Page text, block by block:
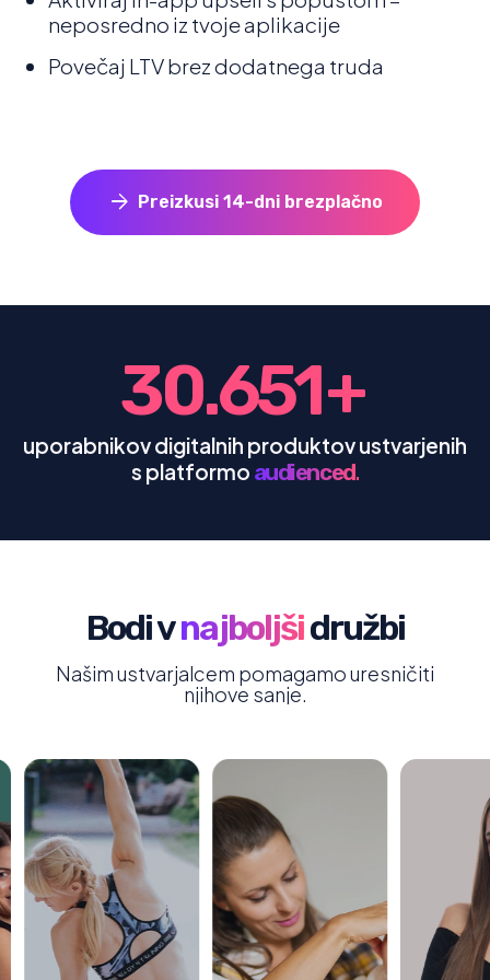
neposredno iz tvoje aplikacije
Povečaj LTV brez dodatnega truda
arrow_forward Preizkusi 14-dni brezplačno
30.651+
uporabnikov digitalnih produktov ustvarjenih
s platformo audienced.
Bodi vnajboljšidružbi
Našim ustvarjalcem pomagamo uresničiti
njihove sanje.